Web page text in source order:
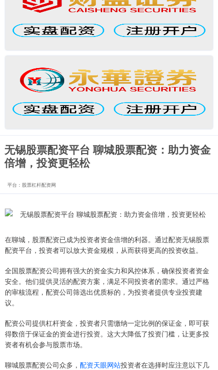
无锡股票配资平台 聊城股票配资：助力资金
倍增，投资更轻松
平台：股票杠杆配资网
在聊城，股票配资已成为投资者资金倍增的利器。通过配资无锡股票
配资平台，投资者可以放大资金规模，从而获得更高的投资收益。
全国股票配资公司拥有强大的资金实力和风控体系，确保投资者资金
安全。他们提供灵活的配资方案，满足不同投资者的需求。通过严格
的审核流程，配资公司筛选出优质标的，为投资者提供专业投资建
议。
配资公司提供杠杆资金，投资者只需缴纳一定比例的保证金，即可获
得数倍于保证金的资金进行投资。这大大降低了投资门槛，让更多投
资者有机会参与股票市场。
聊城股票配资公司众多， 配资天眼网站投资者在选择时应注意以下几